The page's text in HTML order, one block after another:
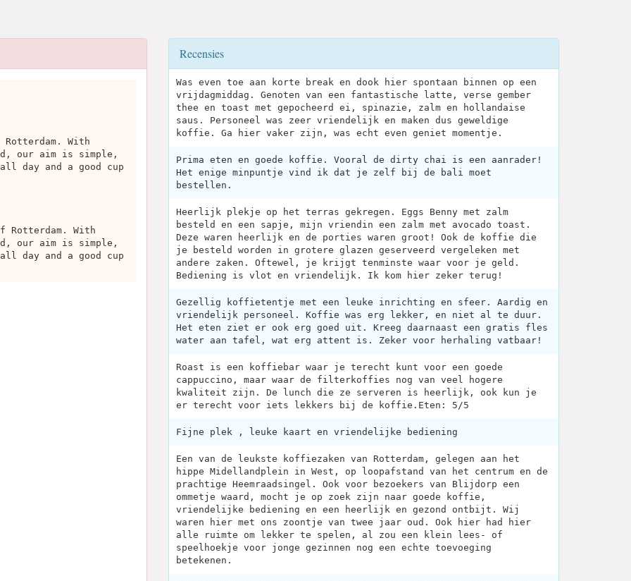
With
our aim is simple,
day and a good cup
With
our aim is simple,
day and a good cup
Recensies
Was even toe aan korte break en dook hier spontaan binnen op een
vrijdagmiddag. Genoten van een fantastische latte, verse gember
thee en toast met gepocheerd ei, spinazie, zalm en hollandaise
saus. Personeel was zeer vriendelijk en maken dus geweldige
koffie. Ga hier vaker zijn, was echt even geniet momentje.
Prima eten en goede koffie. Vooral de dirty chai is een aanrader!
Het enige minpuntje vind ik dat je zelf bij de bali moet
bestellen.
Heerlijk plekje op het terras gekregen. Eggs Benny met zalm
besteld en een sapje, mijn vriendin een zalm met avocado toast.
Deze waren heerlijk en de porties waren groot! Ook de koffie die
je besteld worden in grotere glazen geserveerd vergeleken met
andere zaken. Oftewel, je krijgt tenminste waar voor je geld.
Bediening is vlot en vriendelijk. Ik kom hier zeker terug!
Gezellig koffietentje met een leuke inrichting en sfeer. Aardig en
vriendelijk personeel. Koffie was erg lekker, en niet al te duur.
Het eten ziet er ook erg goed uit. Kreeg daarnaast een gratis fles
water aan tafel, wat erg attent is. Zeker voor herhaling vatbaar!
Roast is een koffiebar waar je terecht kunt voor een goede
cappuccino, maar waar de filterkoffies nog van veel hogere
kwaliteit zijn. De lunch die ze serveren is heerlijk, ook kun je
er terecht voor iets lekkers bij de koffie.Eten: 5/5
Fijne plek , leuke kaart en vriendelijke bediening
Een van de leukste koffiezaken van Rotterdam, gelegen aan het
hippe Midellandplein in West, op loopafstand van het centrum en de
prachtige Heemraadsingel. Ook voor bezoekers van Blijdorp een
ommetje waard, mocht je op zoek zijn naar goede koffie,
vriendelijke bediening en een heerlijk en gezond ontbijt. Wij
waren hier met ons zoontje van twee jaar oud. Ook hier had hier
alle ruimte om lekker te spelen, al zou een klein lees- of
speelhoekje voor jonge gezinnen nog een echte toevoeging
betekenen.